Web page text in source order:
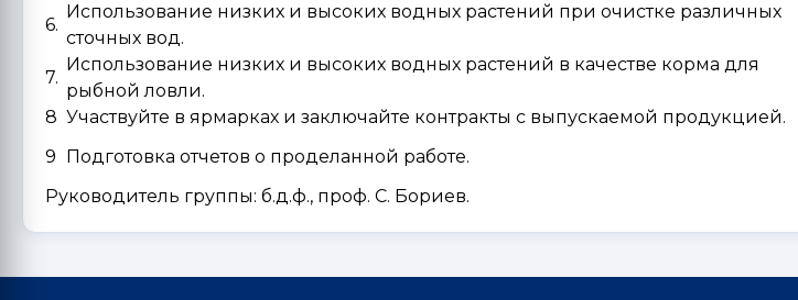
6.
Использование низких и высоких водных растений при очистке различных
сточных вод.
7.
Использование низких и высоких водных растений в качестве корма для
рыбной ловли.
8 Участвуйте в ярмарках и заключайте контракты с выпускаемой продукцией.
9 Подготовка отчетов о проделанной работе.
Руководитель группы: б.д.ф., проф. С. Бориев.